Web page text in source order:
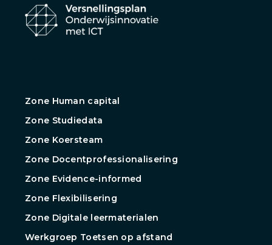
Zone Human capital
Zone Studiedata
Zone Koersteam
Zone Docentprofessionalisering
Zone Evidence-informed
Zone Flexibilisering
Zone Digitale leermaterialen
Werkgroep Toetsen op afstand